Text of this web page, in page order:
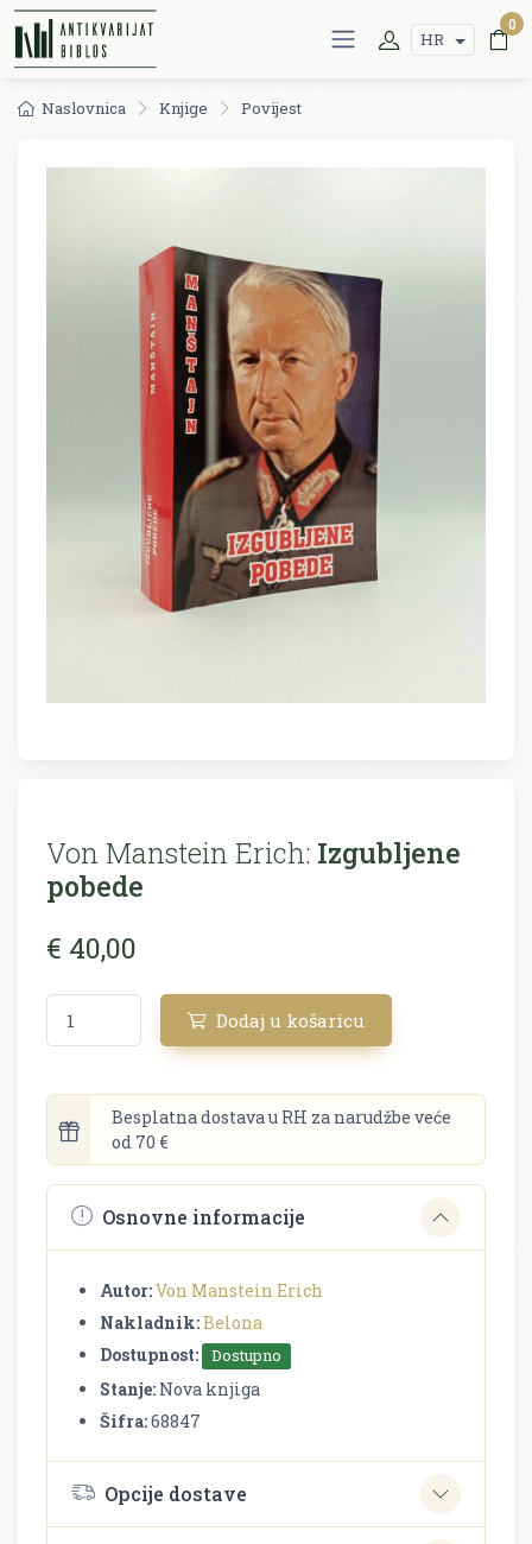
HR
0
Naslovnica Knjige Povijest
Von Manstein Erich: Izgubljene
pobede
€ 40,00
Dodaj u košaricu
Besplatna dostava u RH za narudžbe veće
od 70 €
Osnovne informacije
Autor:Von Manstein Erich
Nakladnik:Belona
Dostupnost:
Dostupno
Stanje: Nova knjiga
Šifra:68847
Opcije dostave